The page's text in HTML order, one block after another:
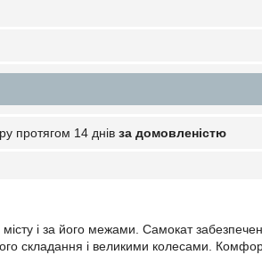
протягом 14 днів за домовленістю
і за його межами. Самокат
складання і великими колесами.